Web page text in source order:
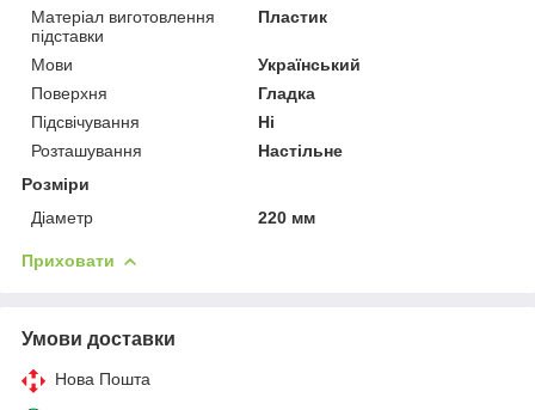
Матеріал виготовлення
підставки
Пластик
Мови
Український
Поверхня
Гладка
Підсвічування
Ні
Розташування
Настільне
Розміри
Діаметр
220 мм
Приховати
Умови доставки
Нова Пошта